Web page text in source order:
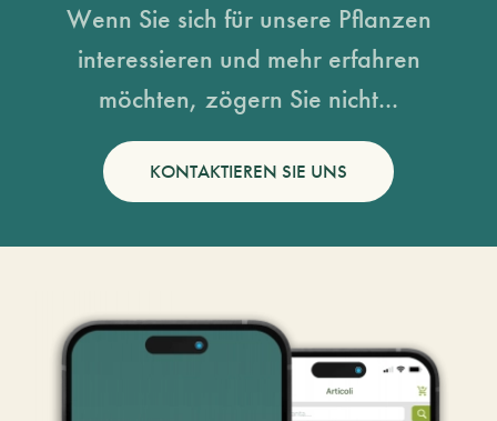
Wenn Sie sich für unsere Pflanzen
interessieren und mehr erfahren
möchten, zögern Sie nicht...
KONTAKTIEREN SIE UNS